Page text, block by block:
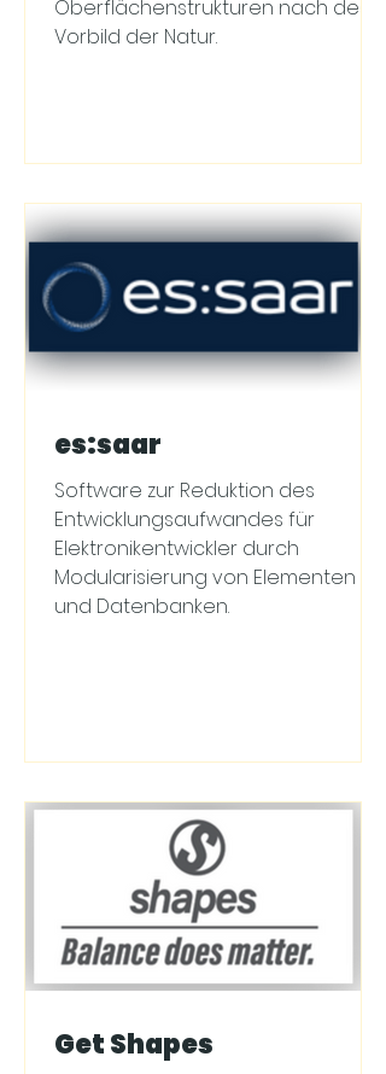
Oberflächenstrukturen nach dem
Vorbild der Natur.
es:saar
Software zur Reduktion des
Entwicklungsaufwandes für
Elektronikentwickler durch
Modularisierung von Elementen
und Datenbanken.
Get Shapes